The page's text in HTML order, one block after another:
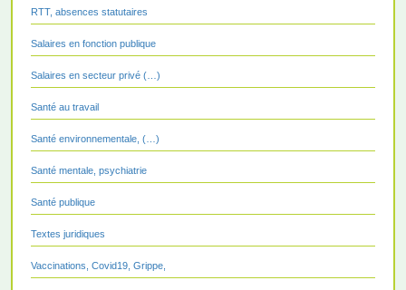
RTT, absences statutaires
Salaires en fonction publique
Salaires en secteur privé (…)
Santé au travail
Santé environnementale, (…)
Santé mentale, psychiatrie
Santé publique
Textes juridiques
Vaccinations, Covid19, Grippe,